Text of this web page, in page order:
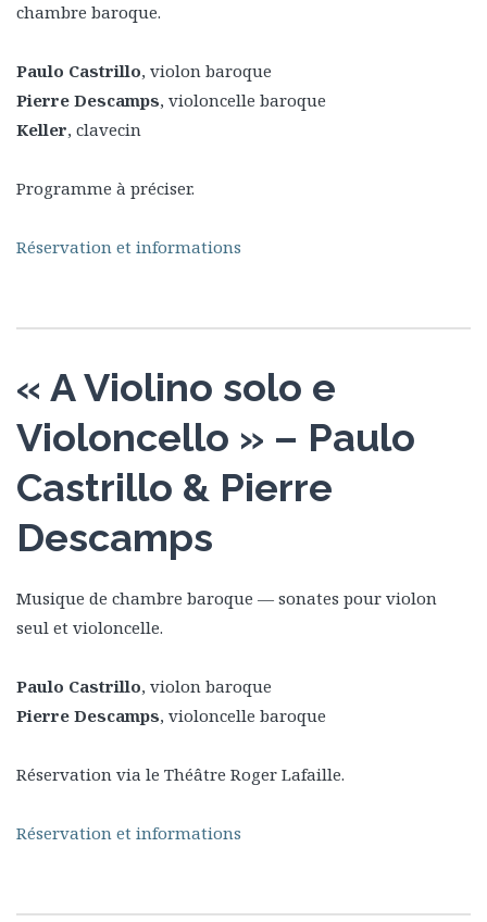
chambre baroque.
Paulo Castrillo, violon baroque
Pierre Descamps, violoncelle baroque
Keller, clavecin
Programme à préciser.
Réservation et informations
« A Violino solo e
Violoncello » – Paulo
Castrillo & Pierre
Descamps
Musique de chambre baroque — sonates pour violon
seul et violoncelle.
Paulo Castrillo, violon baroque
Pierre Descamps, violoncelle baroque
Réservation via le Théâtre Roger Lafaille.
Réservation et informations